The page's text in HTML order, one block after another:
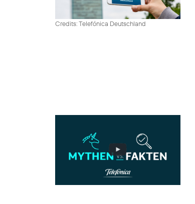
Credits: Telefónica Deutschland